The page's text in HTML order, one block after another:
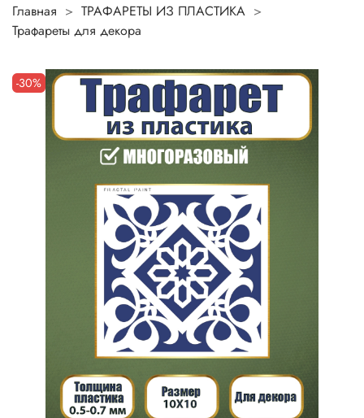
Главная
ТРАФАРЕТЫ ИЗ ПЛАСТИКА
Трафареты для декора
-30%